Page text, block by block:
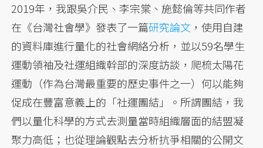
2019年，我跟吳介民、李宗棠、施懿倫等共同作者
在《台灣社會學》發表了一篇研究論文 ，使用自建
的資料庫進行量化的社會網絡分析，並以59名學生
運動領袖及社運組織幹部的深度訪談，爬梳太陽花
運動（作為台灣最重要的歷史事件之一）何以能夠
促成在豐富意義上的「社運團結」。所謂團結，我
們以量化科學的方式去測量當時組織層面的結盟凝
聚力高低；也從理論觀點去分析抗爭相關的公開文